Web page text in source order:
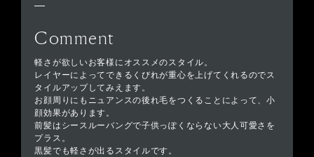
Comment
軽さが欲しいお客様にオススメのスタイル。
レイヤーによってできるくびれが重心を上げてくれるのでス
タイルアップしてみえます。
お顔周りにもニュアンスの後れ毛をつくることによって、小
顔効果があります。
前髪はシースルーバングで子供っぽくならない大人可愛さを
プラス。
黒髪でも軽さが出るスタイルです。